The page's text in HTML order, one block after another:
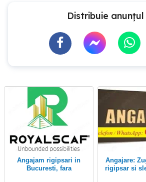
Distribuie anunțul
Angajam rigipsari in
Bucuresti, fara
Angajare: Zugrav pe gk,
rigipsar si